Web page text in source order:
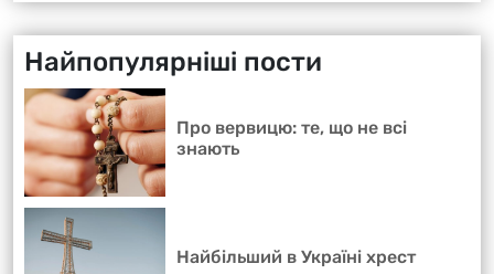
Найпопулярніші пости
Про вервицю: те, що не всі
знають
Найбільший в Україні хрест